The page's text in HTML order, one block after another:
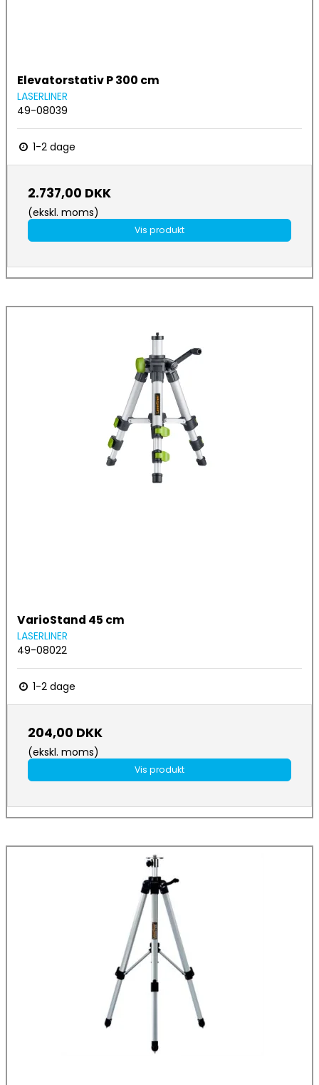
Elevatorstativ P 300 cm
LASERLINER
49-08039
1-2 dage
2.737,00 DKK
(ekskl. moms)
Vis produkt
VarioStand 45 cm
LASERLINER
49-08022
1-2 dage
204,00 DKK
(ekskl. moms)
Vis produkt